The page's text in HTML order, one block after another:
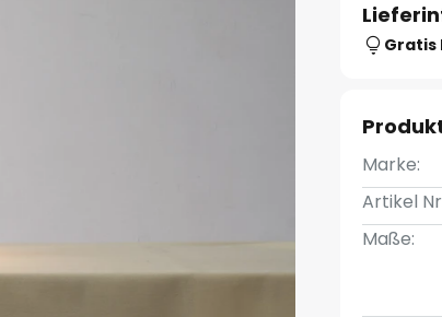
Marke:
Artikel
Maße: